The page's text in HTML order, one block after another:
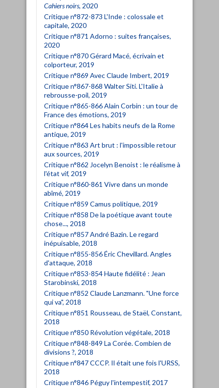
Cahiers noirs, 2020
Critique n°872-873 L'Inde : colossale et
capitale, 2020
Critique n°871 Adorno : suites françaises,
2020
Critique n°870 Gérard Macé, écrivain et
colporteur, 2019
Critique n°869 Avec Claude Imbert, 2019
Critique n°867-868 Walter Siti. L'Italie à
rebrousse-poil, 2019
Critique n°865-866 Alain Corbin : un tour de
France des émotions, 2019
Critique n°864 Les habits neufs de la Rome
antique, 2019
Critique n°863 Art brut : l'impossible retour
aux sources, 2019
Critique n°862 Jocelyn Benoist : le réalisme à
l'état vif, 2019
Critique n°860-861 Vivre dans un monde
abîmé, 2019
Critique n°859 Camus politique, 2019
Critique n°858 De la poétique avant toute
chose..., 2018
Critique n°857 André Bazin. Le regard
inépuisable, 2018
Critique n°855-856 Éric Chevillard. Angles
d'attaque, 2018
Critique n°853-854 Haute fidélité : Jean
Starobinski, 2018
Critique n°852 Claude Lanzmann. "Une force
qui va", 2018
Critique n°851 Rousseau, de Staël, Constant,
2018
Critique n°850 Révolution végétale, 2018
Critique n°848-849 La Corée. Combien de
divisions ?, 2018
Critique n°847 CCCP. Il était une fois l'URSS,
2018
Critique n°846 Péguy l'intempestif, 2017